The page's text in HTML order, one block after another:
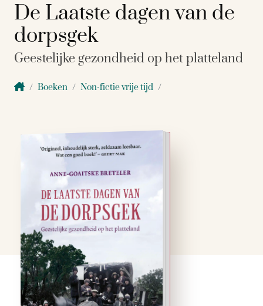
De Laatste dagen van de
dorpsgek
Geestelijke gezondheid op het platteland
Boeken Non-fictie vrije tijd